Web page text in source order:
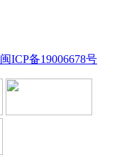
闽ICP备19006678号